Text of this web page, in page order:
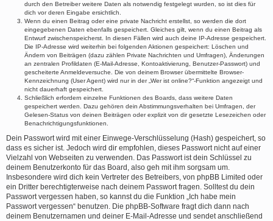
durch den Betreiber weitere Daten als notwendig festgelegt wurden, so ist dies für
dich vor deren Eingabe ersichtlich.
Wenn du einen Beitrag oder eine private Nachricht erstellst, so werden die dort
eingegebenen Daten ebenfalls gespeichert. Gleiches gilt, wenn du einen Beitrag als
Entwurf zwischenspeicherst. In diesen Fällen wird auch deine IP-Adresse gespeichert.
Die IP-Adresse wird weiterhin bei folgenden Aktionen gespeichert: Löschen und
Ändern von Beiträgen (dazu zählen Private Nachrichten und Umfragen), Änderungen
an zentralen Profildaten (E-Mail-Adresse, Kontoaktivierung, Benutzer-Passwort) und
gescheiterte Anmeldeversuche. Die von deinem Browser übermittelte Browser-
Kennzeichnung (User Agent) wird nur in der „Wer ist online?“-Funktion angezeigt und
nicht dauerhaft gespeichert.
Schließlich erfordern einzelne Funktionen des Boards, dass weitere Daten
gespeichert werden. Dazu gehören dein Abstimmungsverhalten bei Umfragen, der
Gelesen-Status von deinen Beiträgen oder explizit von dir gesetzte Lesezeichen oder
Benachrichtigungsfunktionen.
Dein Passwort wird mit einer Einwege-Verschlüsselung (Hash) gespeichert, so
dass es sicher ist. Jedoch wird dir empfohlen, dieses Passwort nicht auf einer
Vielzahl von Webseiten zu verwenden. Das Passwort ist dein Schlüssel zu
deinem Benutzerkonto für das Board, also geh mit ihm sorgsam um.
Insbesondere wird dich kein Vertreter des Betreibers, von phpBB Limited oder
ein Dritter berechtigterweise nach deinem Passwort fragen. Solltest du dein
Passwort vergessen haben, so kannst du die Funktion „Ich habe mein
Passwort vergessen“ benutzen. Die phpBB-Software fragt dich dann nach
deinem Benutzernamen und deiner E-Mail-Adresse und sendet anschließend